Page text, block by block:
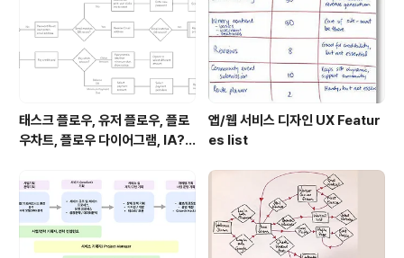
사용자의 진실은 다음과 같다. 첫째, 사용자는 웹 페이지를
읽지 않는다. 훑어본다. ✔️ why? 1. 웹은 도구에 불과하다.
태스크 플로우, 유저 플로우, 플로
우차트, 플로우 다이어그램, IA?
앱/웹 서비스 디자인 UX Featur
es list